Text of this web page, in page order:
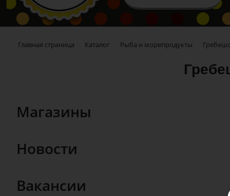
Главная страница Каталог Рыба и морепродукты
Магазины
Новости
Вакансии